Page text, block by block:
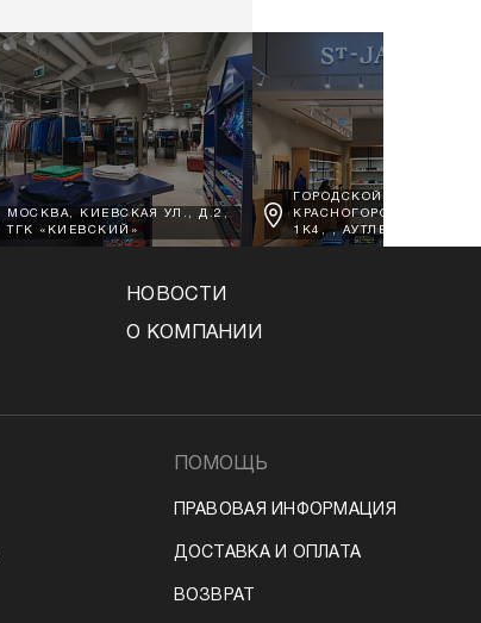
МОСКВА, КИЕВСКАЯ УЛ., Д.2,
ТГК «КИЕВСКИЙ»
ГОРОДСКОЙ ОКРУГ
КРАСНОГОРСК, Д.
1К4, , АУТЛЕТ
НОВОСТИ
О КОМПАНИИ
ПОМОЩЬ
ПРАВОВАЯ ИНФОРМАЦИЯ
ДОСТАВКА И ОПЛАТА
ВОЗВРАТ